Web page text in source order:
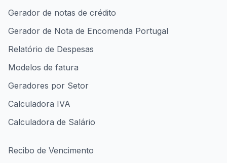
Gerador de notas de crédito
Gerador de Nota de Encomenda Portugal
Relatório de Despesas
Modelos de fatura
Geradores por Setor
Calculadora IVA
Calculadora de Salário
Recibo de Vencimento